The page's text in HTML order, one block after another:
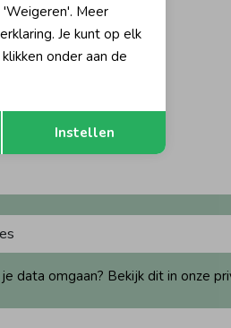
data omgaan? Bekijk dit in onze
Opslaan
'Weigeren'. Meer
Je kunt op elk
onder aan de
Instellen